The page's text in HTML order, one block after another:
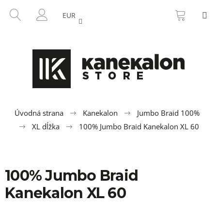
HĽADAŤ
PRIHLÁSENIE
EUR KOŠÍK
Úvodná strana Kanekalon
Jumbo Braid 100%
XL dĺžka
100% Jumbo Braid Kanekalon XL 60
100% Jumbo Braid
Kanekalon XL 60
SPÄŤ
SPÄŤ
e
t